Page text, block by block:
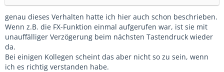
genau dieses Verhalten hatte ich hier auch schon beschrieben.
Wenn z.B. die FX-Funktion einmal aufgerufen war, ist sie mit
unauffälliger Verzögerung beim nächsten Tastendruck wieder
da.
Bei einigen Kollegen scheint das aber nicht so zu sein, wenn
ich es richtig verstanden habe.